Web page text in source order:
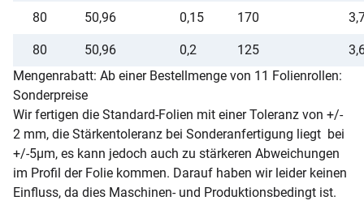
80 50,96 0,15 170
80 50,96 0,2 125
Mengenrabatt: Ab einer Bestellmenge von 11 Folienrollen:
Sonderpreise
Wir fertigen die Standard-Folien mit einer Toleranz von +/-
2 mm, die Stärkentoleranz bei Sonderanfertigung liegt bei
+/-5µm, es kann jedoch auch zu stärkeren Abweichungen
im Profil der Folie kommen. Darauf haben wir leider keinen
Einfluss, da dies Maschinen- und Produktionsbedingt ist.